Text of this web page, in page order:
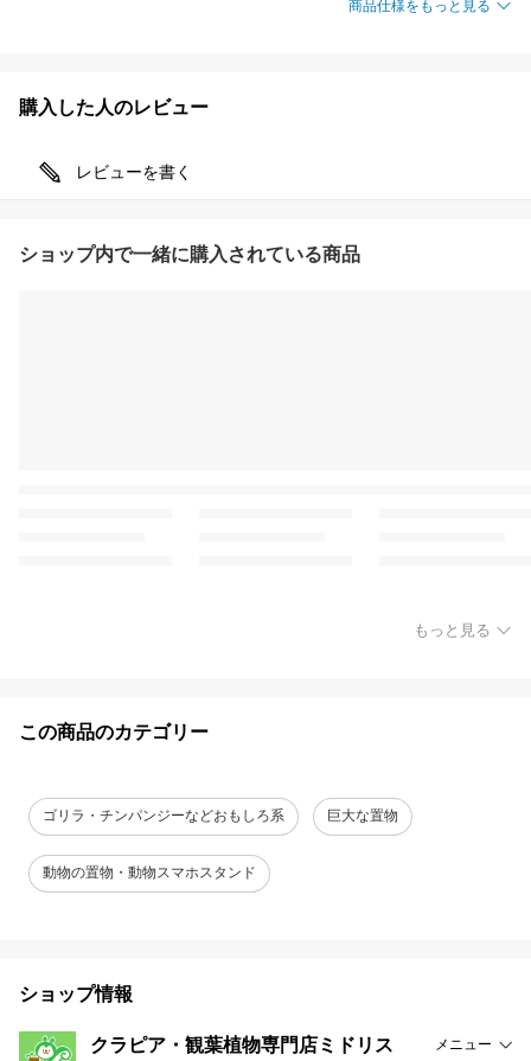
商品仕様をもっと見る
購入した人のレビュー
レビューを書く
ショップ内で一緒に購入されている商品
もっと見る
この商品のカテゴリー
ゴリラ・チンパンジーなどおもしろ系 巨大な置物
動物の置物・動物スマホスタンド
ショップ情報
クラピア・観葉植物専門店ミドリス メニュー